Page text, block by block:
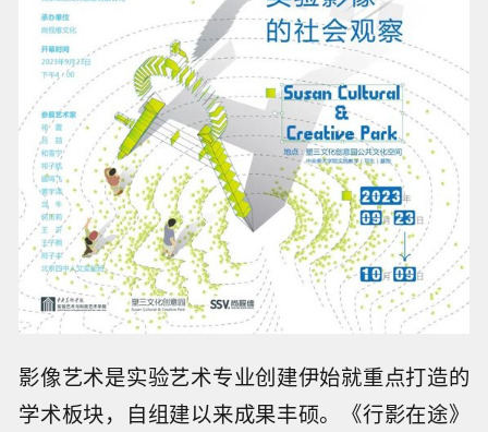
影像艺术是实验艺术专业创建伊始就重点打造的
学术板块，自组建以来成果丰硕。《行影在途》